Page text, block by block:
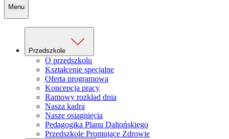
Menu
Przedszkole
O przedszkolu
Kształcenie specjalne
Oferta programowa
Koncepcja pracy
Ramowy rozkład dnia
Nasza kadra
Nasze osiągnięcia
Pedagogika Planu Daltońskiego
Przedszkole Promujące Zdrowie